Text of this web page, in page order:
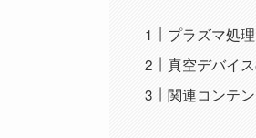
プラズマ処
真空デバイ
関連コンテ